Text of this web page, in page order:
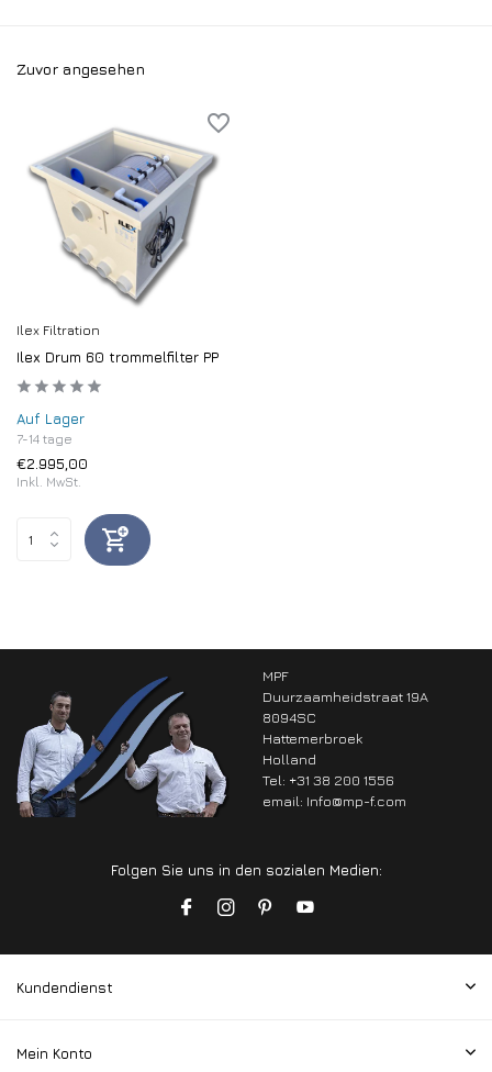
Zuvor angesehen
Ilex Filtration
Ilex Drum 60 trommelfilter PP
Auf Lager
7-14 tage
€2.995,00
Inkl. MwSt.
MPF
Duurzaamheidstraat 19A
8094SC
Hattemerbroek
Holland
Tel: +31 38 200 1556
email: Info@mp-f.com
Folgen Sie uns in den sozialen Medien:
Kundendienst
Mein Konto